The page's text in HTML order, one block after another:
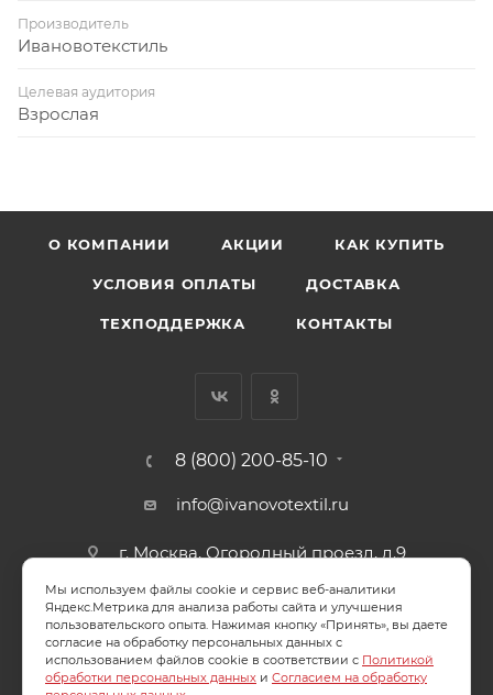
Производитель
Ивановотекстиль
Целевая аудитория
Взрослая
О КОМПАНИИ АКЦИИ КАК КУПИТЬ
УСЛОВИЯ ОПЛАТЫ ДОСТАВКА
ТЕХПОДДЕРЖКА КОНТАКТЫ
8 (800) 200-85-10
info@ivanovotextil.ru
г. Москва, Огородный проезд, д.9
СОГЛАСИЕ НА ОБРАБОТКУ ПЕРСОНАЛЬНЫХ ДАННЫХ
ПОЛИТИКА ОБРАБОТКИ ПЕРСОНАЛЬНЫХ ДАННЫХ
Мы используем файлы cookie и сервис веб-аналитики
Яндекс.Метрика для анализа работы сайта и улучшения
пользовательского опыта. Нажимая кнопку «Принять», вы даете
согласие на обработку персональных данных с
использованием файлов cookie в соответствии с Политикой
обработки персональных данных и Согласием на обработку